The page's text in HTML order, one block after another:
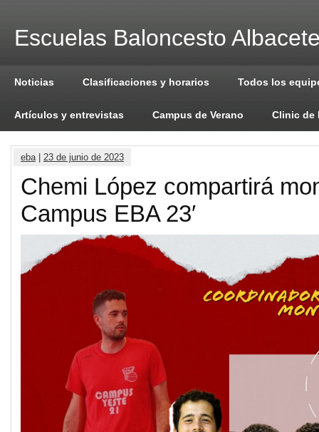
Escuelas Baloncesto
Noticias Clasificaciones y horarios Todos los
Artículos y entrevistas Campus de Verano Clinic de
eba| 23 de junio de 2023
Chemi López compartirá
Campus EBA 23′